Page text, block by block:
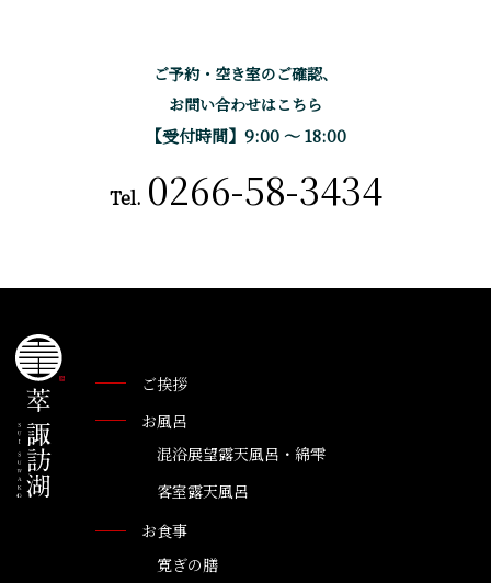
ご予約・空き室のご確認、
お問い合わせはこちら
【受付時間】9:00 〜 18:00
Tel. 0266-58-3434
ご挨拶
お風呂
混浴展望露天風呂・綿雫
客室露天風呂
お食事
寛ぎの膳